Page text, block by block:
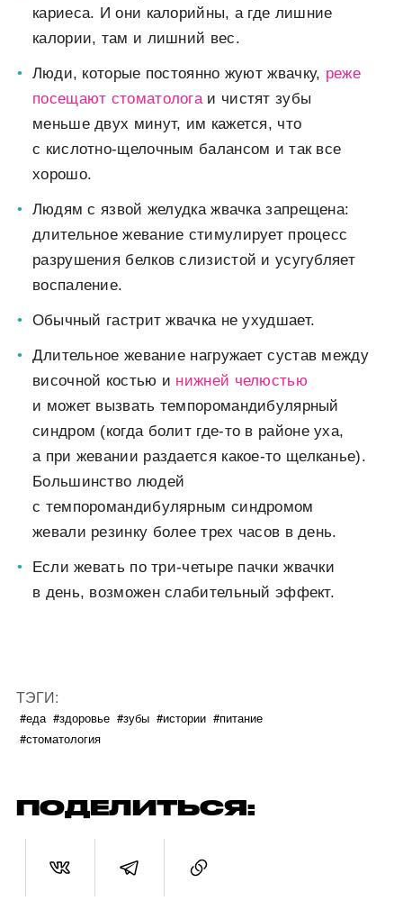
кариеса. И они калорийны, а где лишние
калории, там и лишний вес.
Люди, которые постоянно жуют жвачку, реже
посещают стоматолога и чистят зубы
меньше двух минут, им кажется, что
с кислотно-щелочным балансом и так все
хорошо.
Людям с язвой желудка жвачка запрещена:
длительное жевание стимулирует процесс
разрушения белков слизистой и усугубляет
воспаление.
Обычный гастрит жвачка не ухудшает.
Длительное жевание нагружает сустав между
височной костью и нижней челюстью
и может вызвать темпоромандибулярный
синдром (когда болит где-то в районе уха,
а при жевании раздается какое-то щелканье).
Большинство людей
с темпоромандибулярным синдромом
жевали резинку более трех часов в день.
Если жевать по три-четыре пачки жвачки
в день, возможен слабительный эффект.
ТЭГИ:
#еда #здоровье #зубы #истории #питание
#стоматология
ПОДЕЛИТЬСЯ: